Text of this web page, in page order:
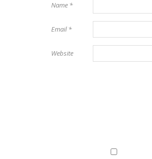
Name *
Email*
Website